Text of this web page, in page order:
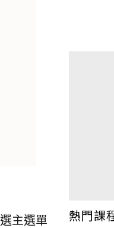
主選單 熱門課